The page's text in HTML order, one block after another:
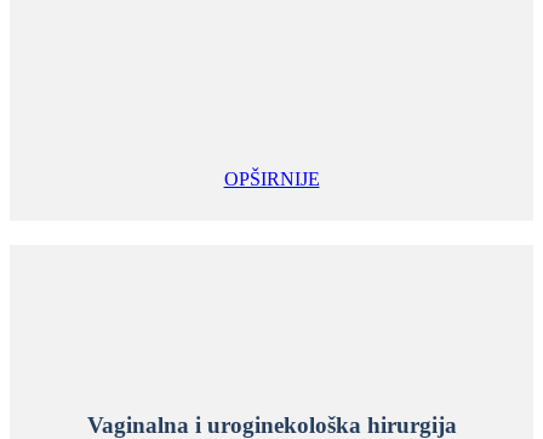
OPŠIRNIJE
Vaginalna i uroginekološka hirurgija